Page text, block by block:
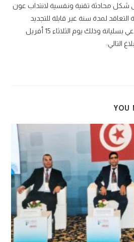
شكل محادثة تقنية ونفسية لانتداب عون
لمدة سنة غير قابلة للتجديد
لفائدته للعمل بمقره الاجتماعي بسليانة وذلك يوم الثلاثاء 15 أفريل
YOU